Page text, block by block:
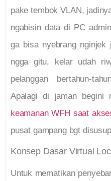
pake tembok VLAN,
ngabisin data di PC
ga bisa nyebrang
ngga gitu, kelar udah
pelanggan bertahun-
Apalagi di jaman begini
keamanan WFH saat
pusat gampang bgt
Konsep Dasar Virtual
Untuk mematikan